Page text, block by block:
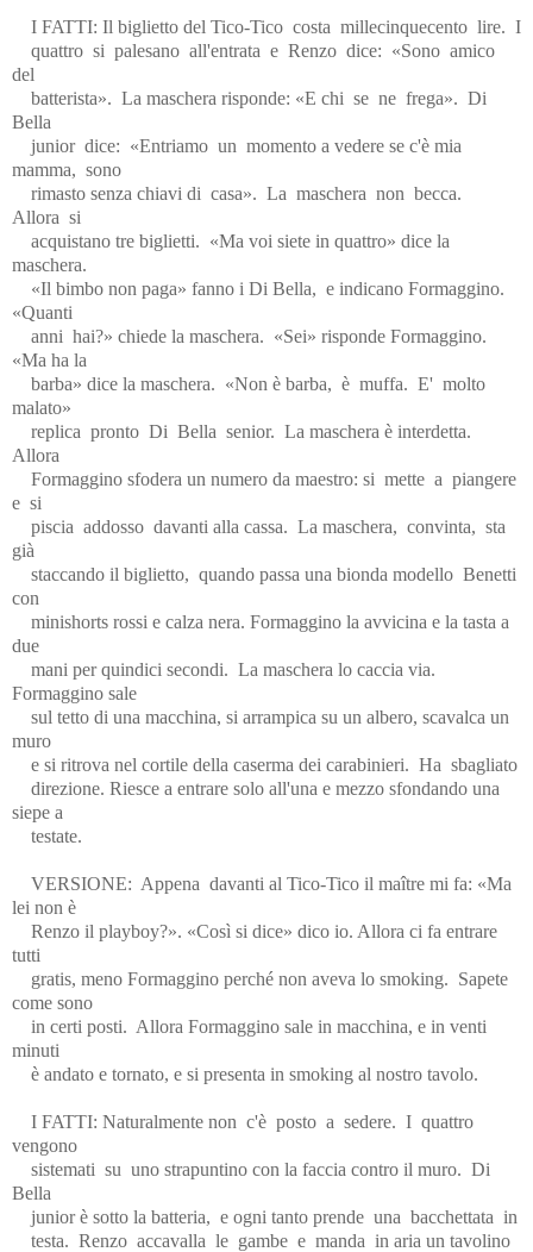
I FATTI: Il biglietto del Tico-Tico costa millecinquecento lire. I
quattro si palesano all'entrata e Renzo dice: «Sono amico
del
batterista». La maschera risponde: «E chi se ne frega». Di
Bella
junior dice: «Entriamo un momento a vedere se c'è mia
mamma, sono
rimasto senza chiavi di casa». La maschera non becca.
Allora si
acquistano tre biglietti. «Ma voi siete in quattro» dice la
maschera.
«Il bimbo non paga» fanno i Di Bella, e indicano Formaggino.
«Quanti
anni hai?» chiede la maschera. «Sei» risponde Formaggino.
«Ma ha la
barba» dice la maschera. «Non è barba, è muffa. E' molto
malato»
replica pronto Di Bella senior. La maschera è interdetta.
Allora
Formaggino sfodera un numero da maestro: si mette a piangere
e si
piscia addosso davanti alla cassa. La maschera, convinta, sta
già
staccando il biglietto, quando passa una bionda modello Benetti
con
minishorts rossi e calza nera. Formaggino la avvicina e la tasta a
due
mani per quindici secondi. La maschera lo caccia via.
Formaggino sale
sul tetto di una macchina, si arrampica su un albero, scavalca un
muro
e si ritrova nel cortile della caserma dei carabinieri. Ha sbagliato
direzione. Riesce a entrare solo all'una e mezzo sfondando una
siepe a
testate.
VERSIONE: Appena davanti al Tico-Tico il maître mi fa: «Ma
lei non è
Renzo il playboy?». «Così si dice» dico io. Allora ci fa entrare
tutti
gratis, meno Formaggino perché non aveva lo smoking. Sapete
come sono
in certi posti. Allora Formaggino sale in macchina, e in venti
minuti
è andato e tornato, e si presenta in smoking al nostro tavolo.
I FATTI: Naturalmente non c'è posto a sedere. I quattro
vengono
sistemati su uno strapuntino con la faccia contro il muro. Di
Bella
junior è sotto la batteria, e ogni tanto prende una bacchettata in
testa. Renzo accavalla le gambe e manda in aria un tavolino